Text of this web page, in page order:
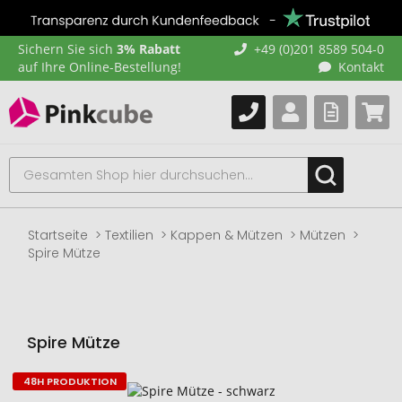
Sichern Sie sich 3% Rabatt
auf Ihre Online-Bestellung!
+49 (0)201 8589 504-0
Kontakt
Startseite Textilien Kappen & Mützen
Mützen
Spire Mütze
Spire Mütze
Zum
48H PRODUKTION